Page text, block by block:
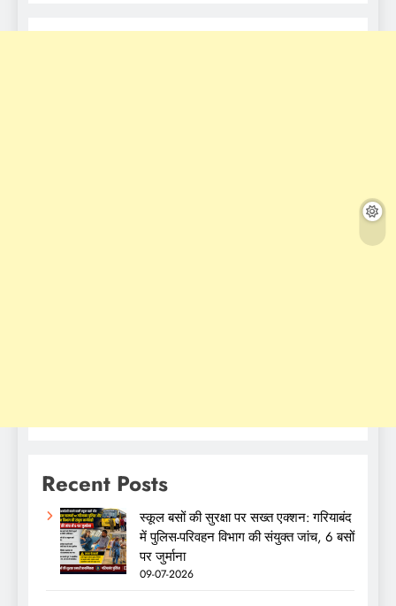
Recent Posts
स्कूल बसों की सुरक्षा पर सख्त एक्शन: गरियाबंद
में पुलिस-परिवहन विभाग की संयुक्त जांच, 6 बसों
पर जुर्माना
09-07-2026